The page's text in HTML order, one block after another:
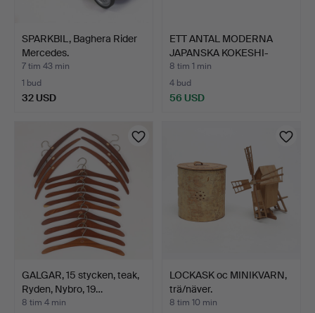
SPARKBIL, Baghera Rider
Mercedes.
7 tim 43 min
1 bud
32 USD
ETT ANTAL MODERNA
JAPANSKA KOKESHI-
DOCKOR …
8 tim 1 min
4 bud
56 USD
GALGAR, 15 stycken, teak,
Ryden, Nybro, 19…
8 tim 4 min
LOCKASK oc MINIKVARN,
trä/näver.
8 tim 10 min